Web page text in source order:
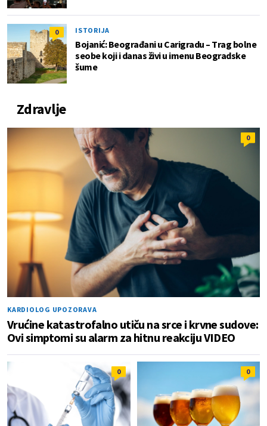
0 ISTORIJA
Bojanić: Beograđani u Carigradu – Тrag bolne
seobe koji i danas živi u imenu Beogradske
šume
Zdravlje
0
KARDIOLOG UPOZORAVA
Vrućine katastrofalno utiču na srce i krvne sudove:
Ovi simptomi su alarm za hitnu reakciju VIDEO
0 0